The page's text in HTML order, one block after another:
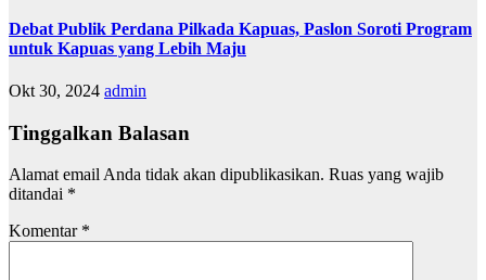
Debat Publik Perdana Pilkada Kapuas, Paslon Soroti Program
untuk Kapuas yang Lebih Maju
Okt 30, 2024 admin
Tinggalkan Balasan
Alamat email Anda tidak akan dipublikasikan. Ruas yang wajib
ditandai *
Komentar *